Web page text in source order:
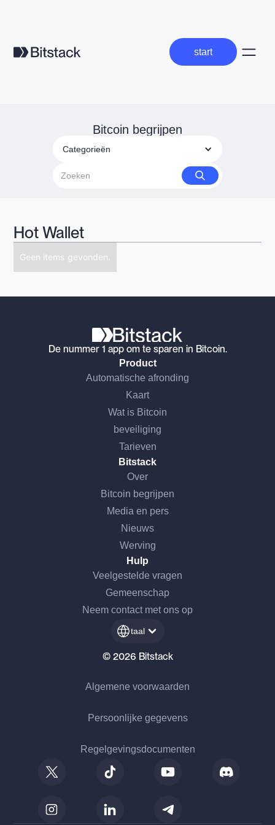
start
start
Bitcoin begrijpen
Categorieën
Hot Wallet
Geen items gevonden.
De nummer 1 app om te sparen in Bitcoin.
Product
Automatische afronding
Kaart
Wat is Bitcoin
beveiliging
Tarieven
Bitstack
Over
Bitcoin begrijpen
Media en pers
Nieuws
Werving
Hulp
Veelgestelde vragen
Gemeenschap
Neem contact met ons op
taal
© 2026 Bitstack
Algemene voorwaarden
Persoonlijke gegevens
Regelgevingsdocumenten